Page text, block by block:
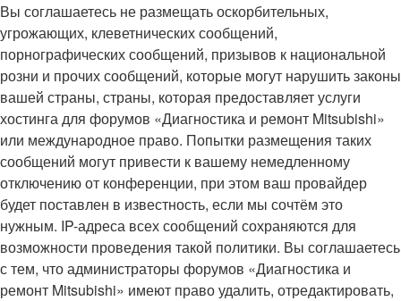
Вы соглашаетесь не размещать оскорбительных,
угрожающих, клеветнических сообщений,
порнографических сообщений, призывов к национальной
розни и прочих сообщений, которые могут нарушить законы
вашей страны, страны, которая предоставляет услуги
хостинга для форумов «Диагностика и ремонт Mitsubishi»
или международное право. Попытки размещения таких
сообщений могут привести к вашему немедленному
отключению от конференции, при этом ваш провайдер
будет поставлен в известность, если мы сочтём это
нужным. IP-адреса всех сообщений сохраняются для
возможности проведения такой политики. Вы соглашаетесь
с тем, что администраторы форумов «Диагностика и
ремонт Mitsubishi» имеют право удалить, отредактировать,